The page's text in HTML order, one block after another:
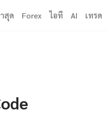
สุด Forex ไอที AI เทรด